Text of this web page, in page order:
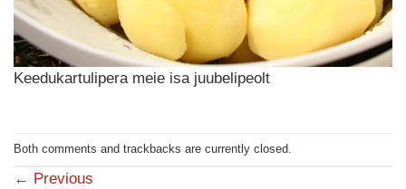
Keedukartulipera meie isa juubelipeolt
Both comments and trackbacks are currently closed.
← Previous